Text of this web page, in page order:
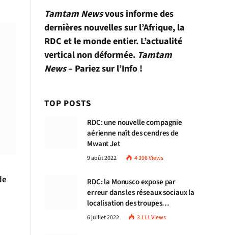
Tamtam Newsvous informe des
dernières nouvelles sur l’Afrique, la
RDC et le monde entier. L’actualité
vertical non déformée. Tamtam
News– Pariez sur l’Info !
TOP POSTS
RDC: une nouvelle compagnie
aérienne naît des cendres de
Mwant Jet
9 août 2022 4 396Views
RDC: la Monusco expose par
erreur dans les réseaux sociaux la
localisation des troupes
congolaises
6 juillet 2022 3 111Views